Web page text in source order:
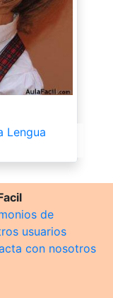
Lengua
de
usuarios
con nosotros